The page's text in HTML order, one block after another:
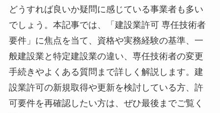
どうすれば良いか疑問に感じている事業者も多い
でしょう。本記事では、「建設業許可 専任技術者
要件」に焦点を当て、資格や実務経験の基準、一
般建設業と特定建設業の違い、専任技術者の変更
手続きやよくある質問まで詳しく解説します。建
設業許可の新規取得や更新を検討している方、許
可要件を再確認したい方は、ぜひ最後までご覧く